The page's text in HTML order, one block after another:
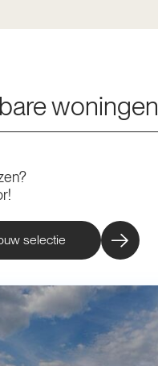
woningen
selectie